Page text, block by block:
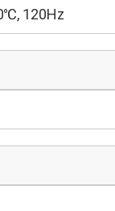
120Hz